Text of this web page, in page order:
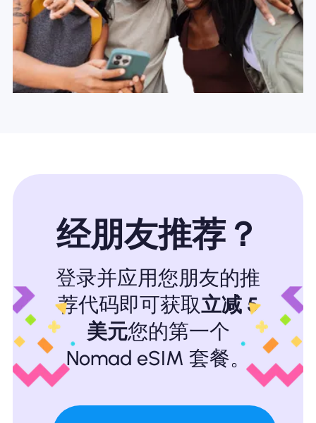
经朋友推荐？
登录并应用您朋友的推
荐代码即可获取立减 5
美元您的第一个
Nomad eSIM 套餐。